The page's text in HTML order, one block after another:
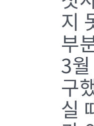
지
부
3
구
실